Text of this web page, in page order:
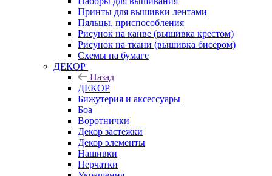
Принты для вышивки лентами
Пяльцы, приспособления
Рисунок на канве (вышивка крестом)
Рисунок на ткани (вышивка бисером)
Схемы на бумаге
ДЕКОР
Назад
ДЕКОР
Бижутерия и аксессуары
Боа
Воротнички
Декор застежки
Декор элементы
Нашивки
Перчатки